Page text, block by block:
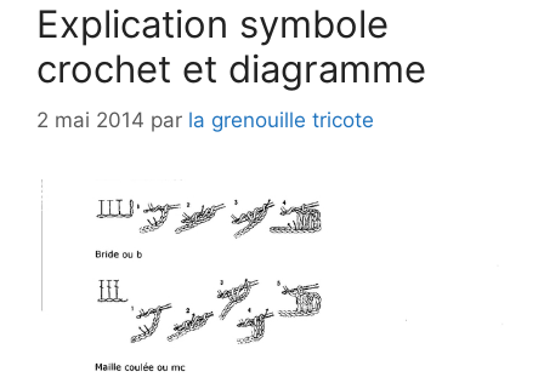
Explication symbole
crochet et diagramme
2 mai 2014 par la grenouille tricote